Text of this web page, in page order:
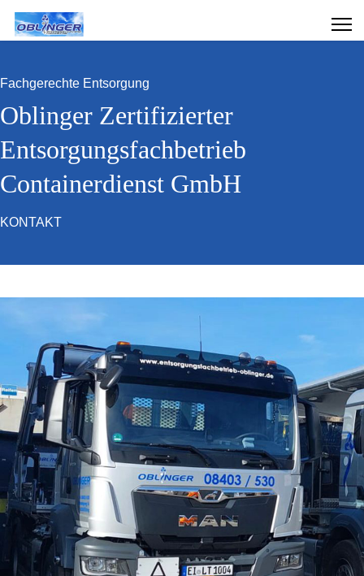
Fachgerechte Entsorgung
Oblinger Zertifizierter
Entsorgungsfachbetrieb
Containerdienst GmbH
KONTAKT